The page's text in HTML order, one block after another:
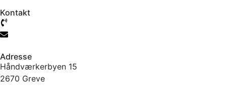
Kontakt
Adresse
Håndværkerbyen 15
2670 Greve